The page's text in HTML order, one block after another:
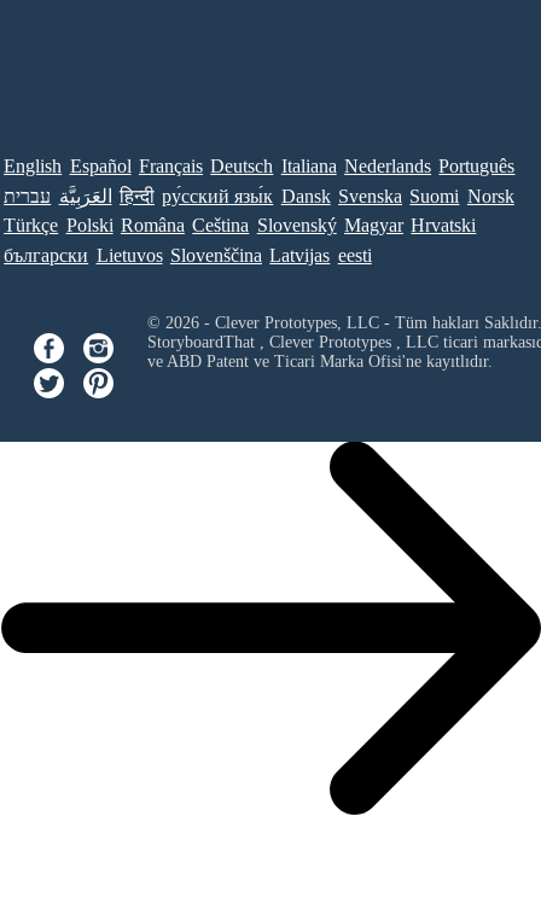
English Español Français Deutsch Italiana Nederlands Português
עברית العَرَبِيَّة हिन्दी ру́сский язы́к Dansk Svenska Suomi Norsk
Türkçe Polski Româna Ceština Slovenský Magyar Hrvatski
български Lietuvos Slovenščina Latvijas eesti
© 2026 - Clever Prototypes, LLC - Tüm hakları Saklıdır.
StoryboardThat , Clever Prototypes , LLCticari
ve ABD Patent ve Ticari Marka Ofisi'ne kayıtlıdır.